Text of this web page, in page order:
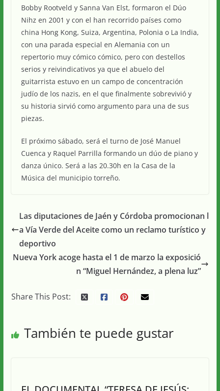
Bobby Rootveld y Sanna Van Elst, formaron el Dúo
Nihz en 2001 y con el han recorrido países como
china Hong Kong, Suiza, Argentina, Polonia o La India,
con una parada especial en Alemania con un
repertorio muy cómico cómico, pero con destellos
serios y reivindicativos ya que el abuelo del
guitarrista estuvo en un campo de concentración
judío de los nazis, en el que finalmente sobrevivió y
su historia sirvió como argumento para una de sus
piezas.
El próximo sábado, será el turno de José Manuel
Cuenca y Raquel Parrilla formando un dúo de piano y
danza único. Será a las 20.30h en la Casa de la
Música del municipio torreño.
Las diputaciones de Jaén y Córdoba promocionan l
a Vía Verde del Aceite como un reclamo turístico y
deportivo
Nueva York acoge hasta el 1 de marzo la exposició
n “Miguel Hernández, a plena luz”
Share This Post:
También te puede gustar